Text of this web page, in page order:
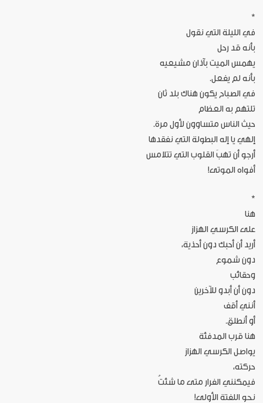
*
في الليلة التي نقول
بأنه قد رحل
يهمس الميت بآذان مشيعيه
بأنه لم يفعل.
في الصباح يكون هناك بلد ثان
تلتهم به العظام
حيث الناس متساوون لأول مرة.
إلهي يا إله البطولة التي نفقدها
أرجو أن تهبَ القلوب التي تتلامس
أفواه الموتى!
*
هنا
على الكرسي الهزاز
أريد أن أحبك دون أحذية،
دون شموع
وحقائب
دون أن أبدو للآخرين
أنني أقف
أو أنطلق.
هنا قرب المدفئة
يواصل الكرسي الهزاز
حركته،
فيمكنني الفرار متى ما شئتُ
نحو اللفتة الأولى!